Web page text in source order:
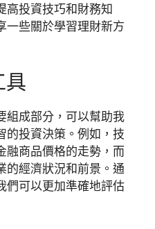
高投資技巧和財務知
一些關於學習理財新方
具
組成部分，可以幫助我
的投資決策。例如，技
融商品價格的走勢，而
的經濟狀況和前景。通
們可以更加準確地評估